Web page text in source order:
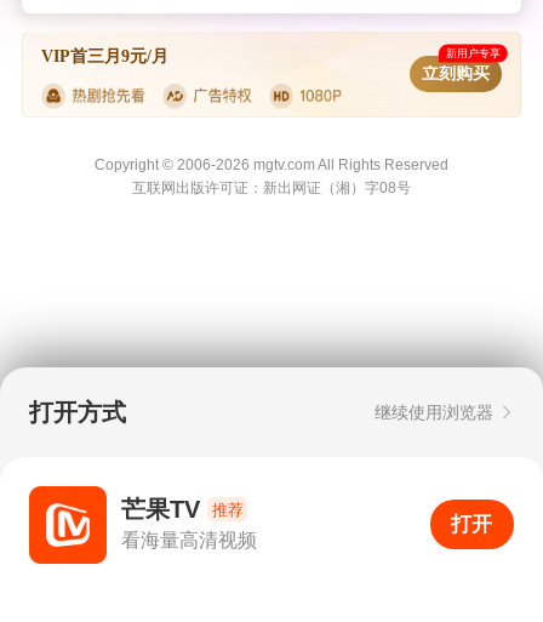
VIP首三月9元/月 新用户专享
立刻购买
Copyright © 2006-2026 mgtv.com All Rights Reserved
互联网出版许可证：新出网证（湘）字08号
999+
打开APP
打开方式 继续使用浏览器
芒果TV 推荐
看海量高清视频
打开